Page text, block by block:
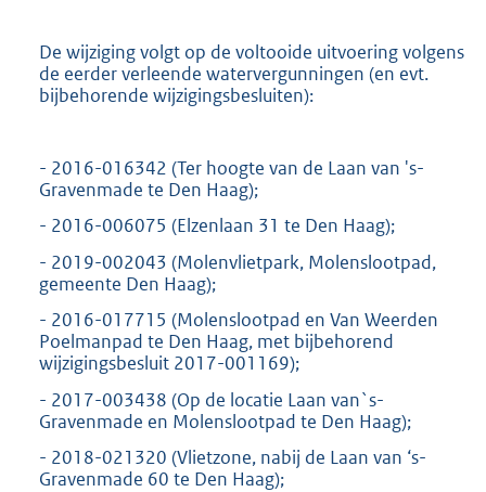
:
De wijziging volgt op de voltooide uitvoering volgens
de eerder verleende watervergunningen (en evt.
bijbehorende wijzigingsbesluiten):
- 2016-016342 (Ter hoogte van de Laan van 's-
Gravenmade te Den Haag);
- 2016-006075 (Elzenlaan 31 te Den Haag);
- 2019-002043 (Molenvlietpark, Molenslootpad,
gemeente Den Haag);
- 2016-017715 (Molenslootpad en Van Weerden
Poelmanpad te Den Haag, met bijbehorend
wijzigingsbesluit 2017-001169);
- 2017-003438 (Op de locatie Laan van`s-
Gravenmade en Molenslootpad te Den Haag);
- 2018-021320 (Vlietzone, nabij de Laan van ‘s-
Gravenmade 60 te Den Haag);